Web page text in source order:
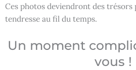
Ces photos deviendront des trésors
tendresse au fil du temps.
Un moment
vous !